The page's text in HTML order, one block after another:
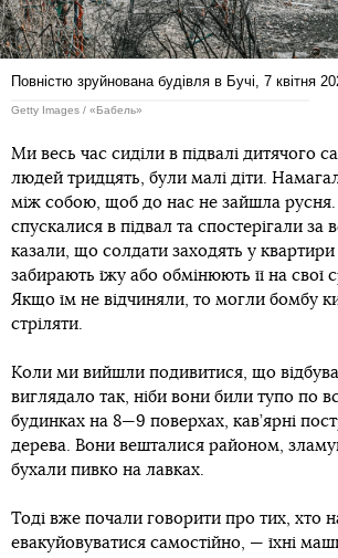
Повністю зруйнована будівля в Бучі, 7 квітня
Getty Images / «Бабель»
Ми весь час сиділи в підвалі дитячого
людей тридцять, були малі діти.
між собою, щоб до нас не зайшла русня.
спускалися в підвал та спостерігали за
казали, що солдати заходять у квартири
забирають їжу або обмінюють її на свої
Якщо їм не відчиняли, то могли бомбу
стріляти.
Коли ми вийшли подивитися, що
виглядало так, ніби вони били тупо по
будинках на 8—9 поверхах, кав’ярні
дерева. Вони вешталися районом,
бухали пивко на лавках.
Тоді вже почали говорити про тих, хто
евакуйовуватися самостійно, — їхні